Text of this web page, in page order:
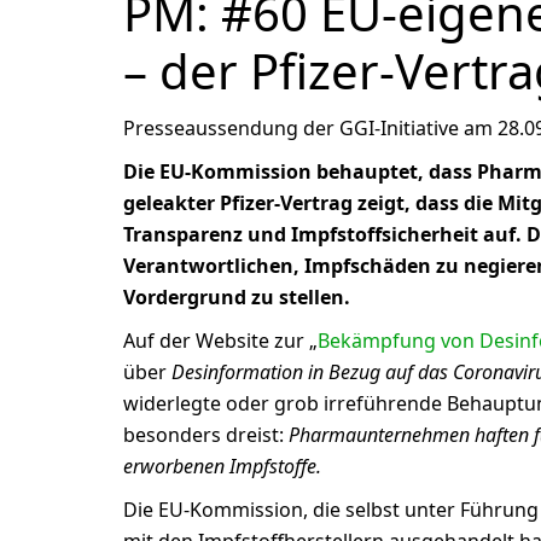
– der Pfizer-
Presseaussendung der GGI-Initiative am
Die EU-Kommission behauptet, dass
geleakter Pfizer-Vertrag zeigt, dass die
Transparenz und Impfstoffsicherheit auf.
Verantwortlichen, Impfschäden zu
Vordergrund zu stellen.
Auf der Website zur „Bekämpfung von
überDesinformation in Bezug auf das
widerlegte oder grob irreführende
besonders dreist: Pharmaunternehmen haften
erworbenen Impfstoffe.
Die EU-Kommission, die selbst unter